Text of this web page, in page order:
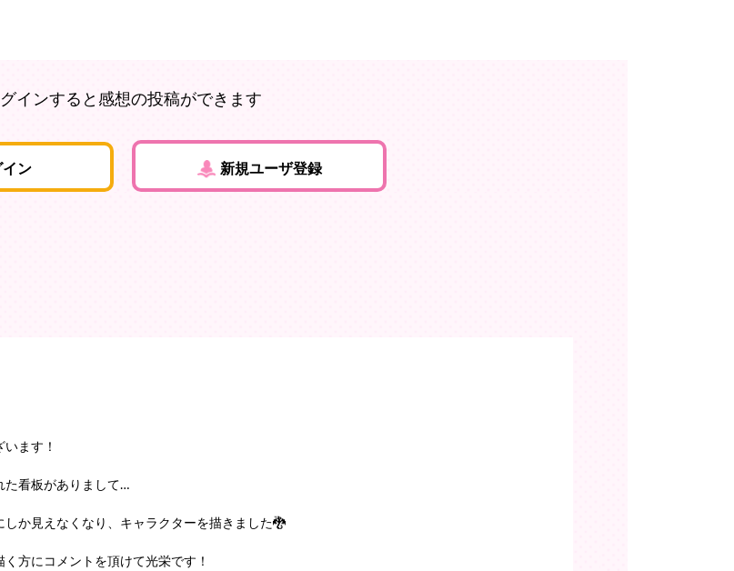
インすると感想の投稿ができます
イン 新規ユーザ登録
ます！
た看板がありまして…
か見えなくなり、キャラクターを描きました🐉
方にコメントを頂けて光栄です！